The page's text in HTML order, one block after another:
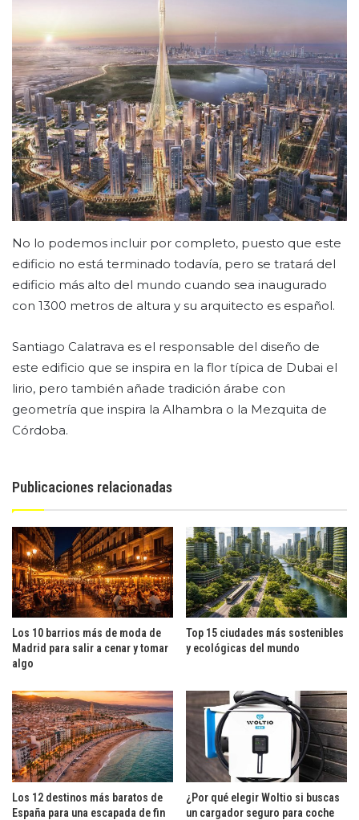
No lo podemos incluir por completo, puesto que este
edificio no está terminado todavía, pero se tratará del
edificio más alto del mundo cuando sea inaugurado
con 1300 metros de altura y su arquitecto es español.
Santiago Calatrava es el responsable del diseño de
este edificio que se inspira en la flor típica de Dubai el
lirio, pero también añade tradición árabe con
geometría que inspira la Alhambra o la Mezquita de
Córdoba.
Publicaciones relacionadas
Los 10 barrios más de moda de
Madrid para salir a cenar y tomar
algo
Top 15 ciudades más sostenibles
y ecológicas del mundo
Los 12 destinos más baratos de
España para una escapada de fin
¿Por qué elegir Woltio si buscas
un cargador seguro para coche